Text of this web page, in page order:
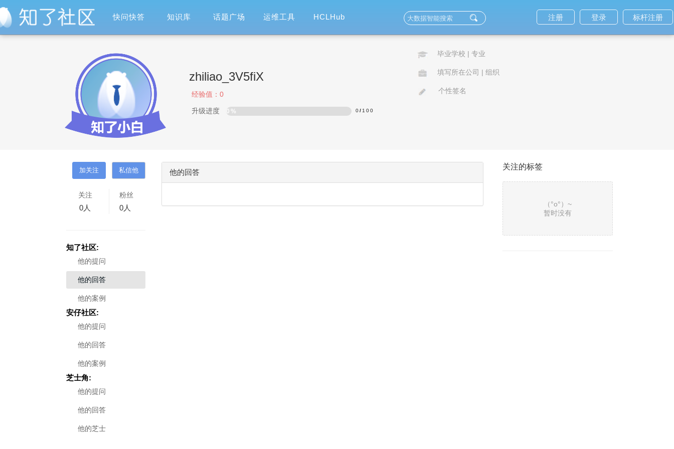
快问快答 知识库 话题广场 运维工具 HCLHub 标杆注册
登录
注册
zhiliao_3V5fiX
经验值： 0
升级进度 0% 0/ 100
毕业学校 | 专业
填写所在公司 | 组织
个性签名
关注
0人
粉丝
0人
知了社区:
他的提问
他的回答
他的案例
安仔社区:
他的提问
他的回答
他的案例
芝士角:
他的提问
他的回答
他的芝士
他的回答
关注的标签
（°ο°）~
暂时没有